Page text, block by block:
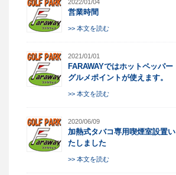
2022/01/04
営業時間
>> 本文を読む
2021/01/01
FARAWAYではホットペッパー
グルメポイントが使えます。
>> 本文を読む
2020/06/09
加熱式タバコ専用喫煙室設置い
たしました
>> 本文を読む